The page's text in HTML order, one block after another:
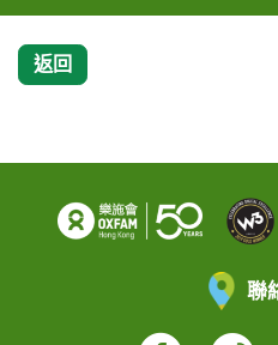
返回
聯